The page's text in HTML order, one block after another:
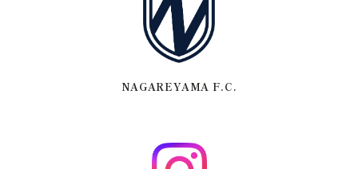
NAGAREYAMA F.C.